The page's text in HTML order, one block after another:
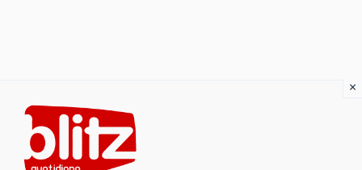
content
×